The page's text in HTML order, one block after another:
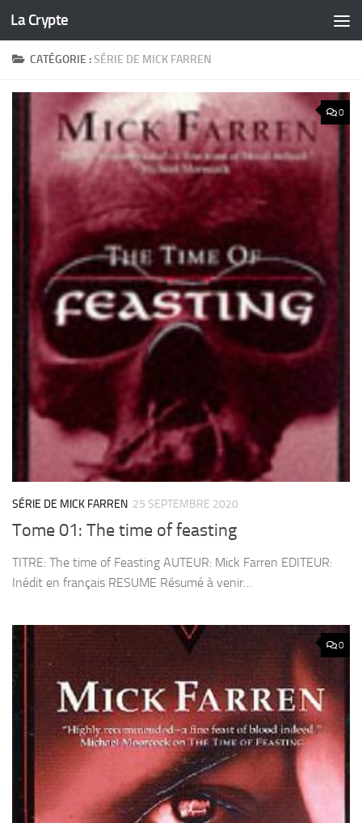
Skip to content
La Crypte
CATÉGORIE :SÉRIE DE MICK FARREN
0
SÉRIE DE MICK FARREN 25 SEPTEMBRE 2020
Tome 01: The time of feasting
TITRE: The time of Feasting AUTEUR: Mick Farren EDITEUR:
Inédit en français RESUME Résumé à venir…
0